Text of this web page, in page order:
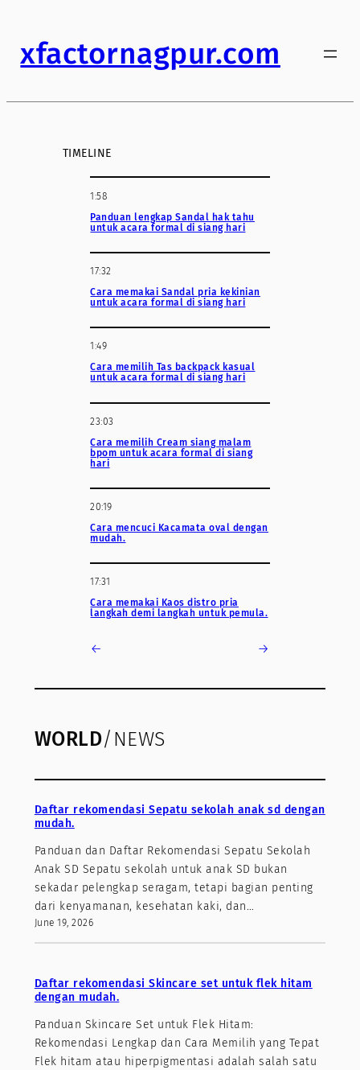
content
xfactornagpur.com
TIMELINE
1:58
Panduan lengkap Sandal hak tahu
untuk acara formal di siang hari
17:32
Cara memakai Sandal pria kekinian
untuk acara formal di siang hari
1:49
Cara memilih Tas backpack kasual
untuk acara formal di siang hari
23:03
Cara memilih Cream siang malam
bpom untuk acara formal di siang
hari
20:19
Cara mencuci Kacamata oval dengan
mudah.
17:31
Cara memakai Kaos distro pria
langkah demi langkah untuk pemula.
← →
WORLD/NEWS
Daftar rekomendasi Sepatu sekolah anak sd dengan
mudah.
Panduan dan Daftar Rekomendasi Sepatu Sekolah
Anak SD Sepatu sekolah untuk anak SD bukan
sekadar pelengkap seragam, tetapi bagian penting
dari kenyamanan, kesehatan kaki, dan…
June 19, 2026
Daftar rekomendasi Skincare set untuk flek hitam
dengan mudah.
Panduan Skincare Set untuk Flek Hitam:
Rekomendasi Lengkap dan Cara Memilih yang Tepat
Flek hitam atau hiperpigmentasi adalah salah satu